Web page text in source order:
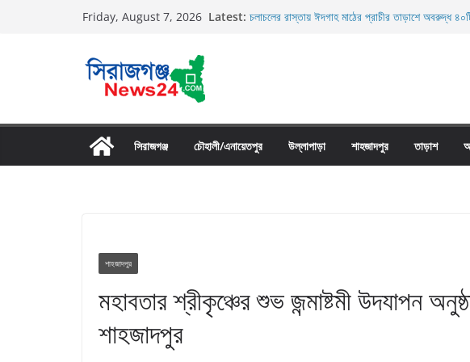
Friday, August 7, 2026 Latest: চলাচলের রাস্তায় ঈদগাহ মাঠের প্রাচীর তাড়াশে অবরুদ্ধ
সিরাজগঞ্জ চৌহালী/এনায়েতপুর উল্লাপাড়া শাহজাদপুর তাড়াশ
শাহজাদপুর
মহাবতার শ্রীকৃঞ্চের শুভ জন্মাষ্টমী উদযাপন
শাহজাদপুর